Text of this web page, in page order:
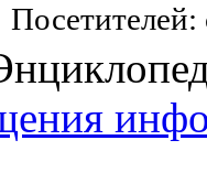
Посетителей: